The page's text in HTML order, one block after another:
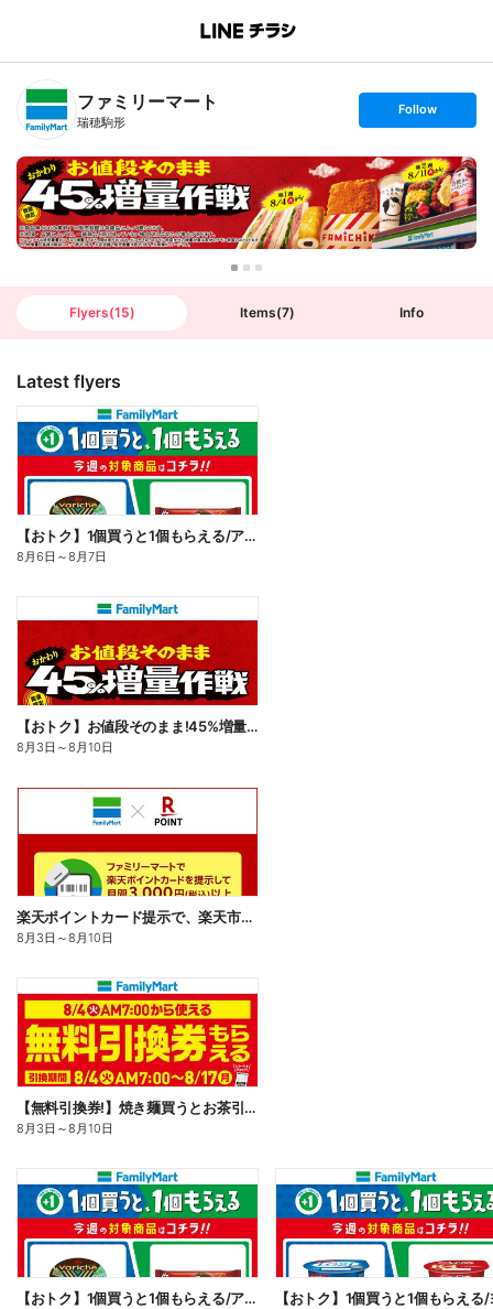
B
n
T
ファミリーマート
瑞穂駒形
s
t
o
l
l
o
w
Follow
Flyers(15) Items(7) Info
Latest flyers
【おトク】1個買うと1個もらえる/アイス
8月6日 ～8月7日
【おトク】お値段そのまま!45%増量作戦!
8月3日 ～8月10日
楽天ポイントカード提示で、楽天市場でのお買い物がおトクに!
8月3日 ～8月10日
【無料引換券!】焼き麺買うとお茶引換券貰える!
8月3日 ～8月10日
【おトク】1個買うと1個もらえる/アイス